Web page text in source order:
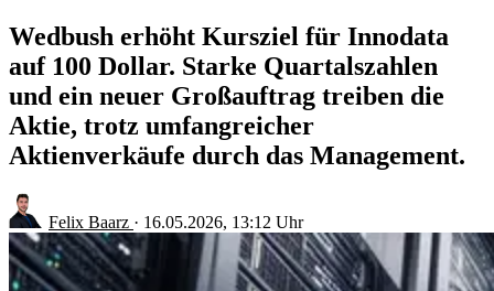
Wedbush erhöht Kursziel für Innodata
auf 100 Dollar. Starke Quartalszahlen
und ein neuer Großauftrag treiben die
Aktie, trotz umfangreicher
Aktienverkäufe durch das Management.
Felix Baarz · 16.05.2026, 13:12 Uhr